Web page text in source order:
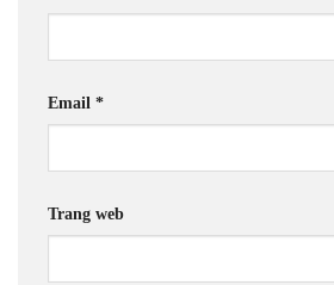
Email *
Trang web